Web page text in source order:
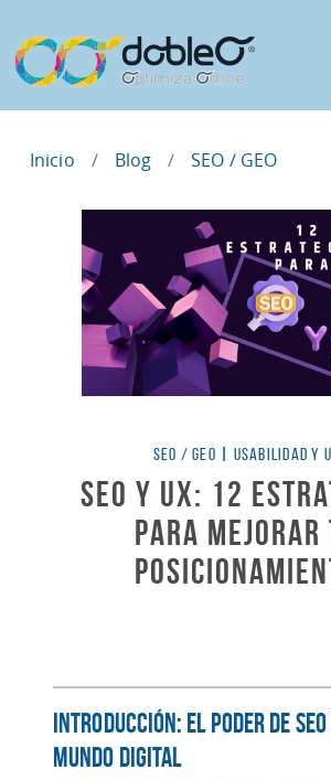
Inicio Blog SEO / GEO
SEO / GEO USABILIDAD Y
SEO y UX: 12
para Mejorar
Introducción: El Poder de
Mundo Digital